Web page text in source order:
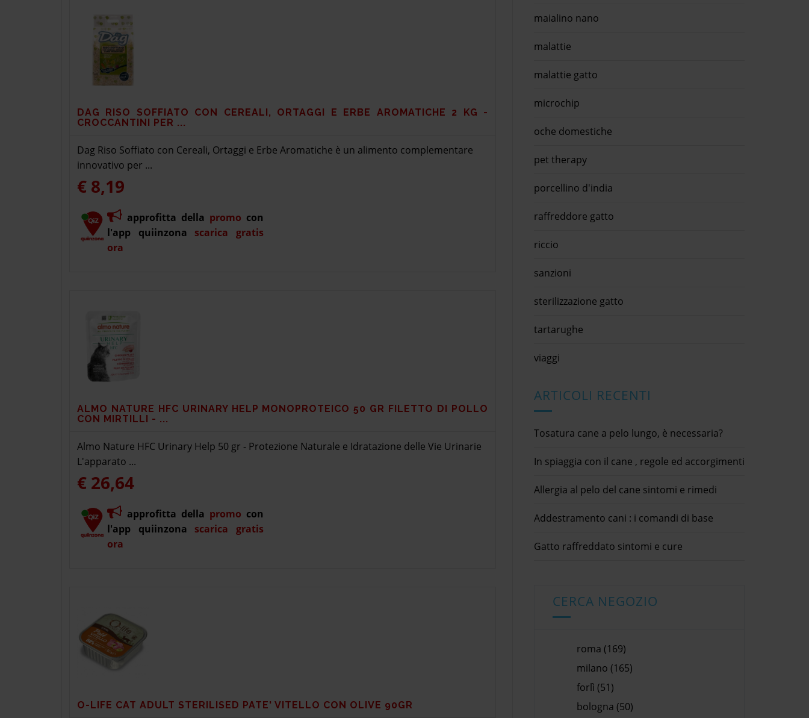
DAG RISO SOFFIATO CON CEREALI, ORTAGGI E ERBE AROMATICHE 2 KG -
CROCCANTINI PER ...
Dag Riso Soffiato con Cereali, Ortaggi e Erbe Aromatiche è un alimento complementare
innovativo per ...
€ 8,19
approfitta della promo con
l'app quiinzona scarica gratis
ora
ALMO NATURE HFC URINARY HELP MONOPROTEICO 50 GR FILETTO DI POLLO
CON MIRTILLI - ...
Almo Nature HFC Urinary Help 50 gr - Protezione Naturale e Idratazione delle Vie Urinarie
L'apparato ...
€ 26,64
approfitta della promo con
l'app quiinzona scarica gratis
ora
O-LIFE CAT ADULT STERILISED PATE' VITELLO CON OLIVE 90GR
maialino nano
malattie
malattie gatto
microchip
oche domestiche
pet therapy
porcellino d'india
raffreddore gatto
riccio
sanzioni
sterilizzazione gatto
tartarughe
viaggi
ARTICOLI RECENTI
Tosatura cane a pelo lungo, è necessaria?
In spiaggia con il cane , regole ed accorgimenti
Allergia al pelo del cane sintomi e rimedi
Addestramento cani : i comandi di base
Gatto raffreddato sintomi e cure
CERCA NEGOZIO
roma (169)
milano (165)
forlì (51)
bologna (50)